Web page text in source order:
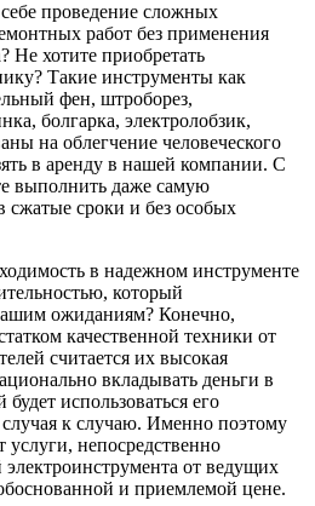
проведение сложных
работ без применения
Не хотите приобретать
Такие инструменты как
фен, штроборез,
болгарка, электролобзик,
на облегчение человеческого
в аренду в нашей компании. С
выполнить даже самую
сжатые сроки и без особых
в надежном инструменте
который
ожиданиям? Конечно,
качественной техники от
считается их высокая
вкладывать деньги в
использоваться его
к случаю. Именно поэтому
услуги, непосредственно
электроинструмента от ведущих
и приемлемой цене.